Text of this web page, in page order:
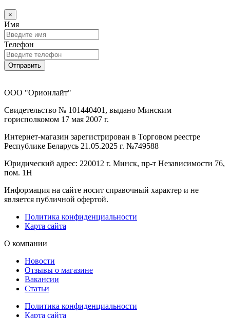
×
Имя
Телефон
Отправить
ООО "Орионлайт"
Свидетельство № 101440401, выдано Минским
горисполкомом 17 мая 2007 г.
Интернет-магазин зарегистрирован в Торговом реестре
Республике Беларусь 21.05.2025 г. №749588
Юридический адрес: 220012 г. Минск, пр-т Независимости 76,
пом. 1Н
Информация на сайте носит справочный характер и не
является публичной офертой.
Политика конфиденциальности
Карта сайта
О компании
Новости
Отзывы о магазине
Вакансии
Статьи
Политика конфиденциальности
Карта сайта